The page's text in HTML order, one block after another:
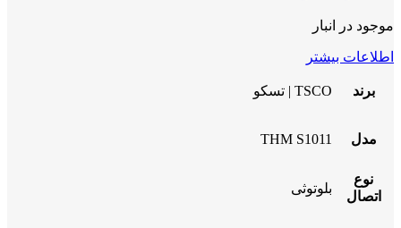
موجود در انبار
اطلاعات بیشتر
برند TSCO | تسکو
مدل THM S1011
نوع
اتصال
بلوتوثی